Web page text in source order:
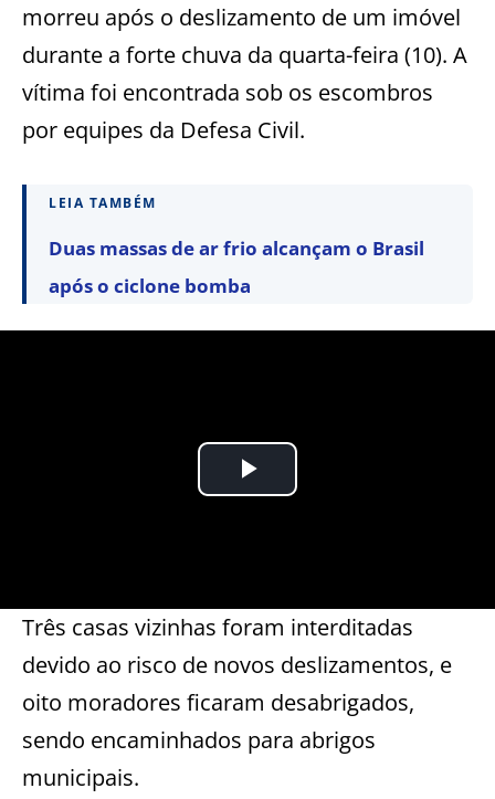
morreu após o deslizamento de um imóvel
durante a forte chuva da quarta-feira (10). A
vítima foi encontrada sob os escombros
por equipes da Defesa Civil.
LEIA TAMBÉM
Duas massas de ar frio alcançam o Brasil
após o ciclone bomba
Três casas vizinhas foram interditadas
devido ao risco de novos deslizamentos, e
oito moradores ficaram desabrigados,
sendo encaminhados para abrigos
municipais.